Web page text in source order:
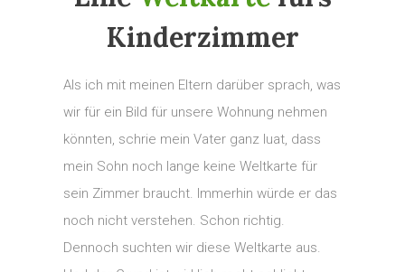
Kinderzimmer
Als ich mit meinen Eltern darüber sprach, was
wir für ein Bild für unsere Wohnung nehmen
könnten, schrie mein Vater ganz luat, dass
mein Sohn noch lange keine Weltkarte für
sein Zimmer braucht. Immerhin würde er das
noch nicht verstehen. Schon richtig.
Dennoch suchten wir diese Weltkarte aus.